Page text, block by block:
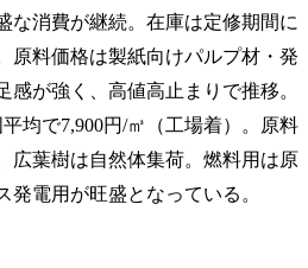
な消費が継続。在庫は定修期間に
原料価格は製紙向けパルプ材・発
感が強く、高値高止まりで推移。
均で7,900円/㎥（工場着）。原料
広葉樹は自然体集荷。燃料用は原
電用が旺盛となっている。